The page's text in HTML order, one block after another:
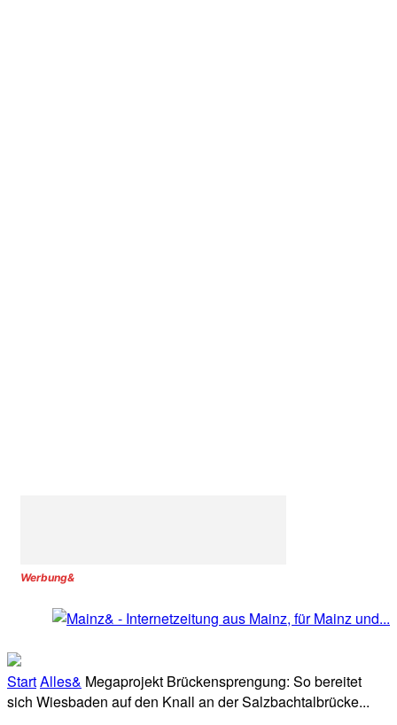
Werbung&
StartAlles& Megaprojekt Brückensprengung: So bereitet
sich Wiesbaden auf den Knall an der Salzbachtalbrücke...